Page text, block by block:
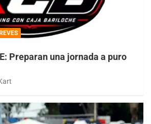
Preparan una jornada a puro